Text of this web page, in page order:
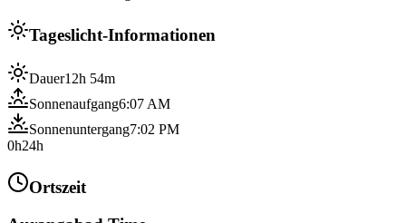
Tageslicht-Informationen
Dauer12h 54m
Sonnenaufgang6:07 AM
Sonnenuntergang7:02 PM
0h24h
Ortszeit